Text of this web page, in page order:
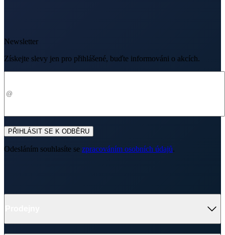
Newsletter
Získejte slevy jen pro přihlášené, buďte informováni o akcích.
PŘIHLÁSIT SE K ODBĚRU
Odesláním souhlasíte se zpracováním osobních údajů.